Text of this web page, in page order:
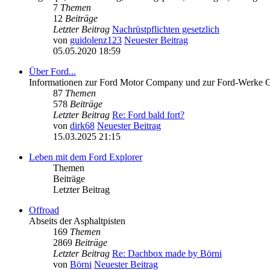
7 Themen
12 Beiträge
Letzter Beitrag Nachrüstpflichten gesetzlich
von guidolenz123 Neuester Beitrag
05.05.2020 18:59
Über Ford...
Informationen zur Ford Motor Company und zur Ford-Werke
87 Themen
578 Beiträge
Letzter Beitrag Re: Ford bald fort?
von dirk68 Neuester Beitrag
15.03.2025 21:15
Leben mit dem Ford Explorer
Themen
Beiträge
Letzter Beitrag
Offroad
Abseits der Asphaltpisten
169 Themen
2869 Beiträge
Letzter Beitrag Re: Dachbox made by Börni
von Börni Neuester Beitrag